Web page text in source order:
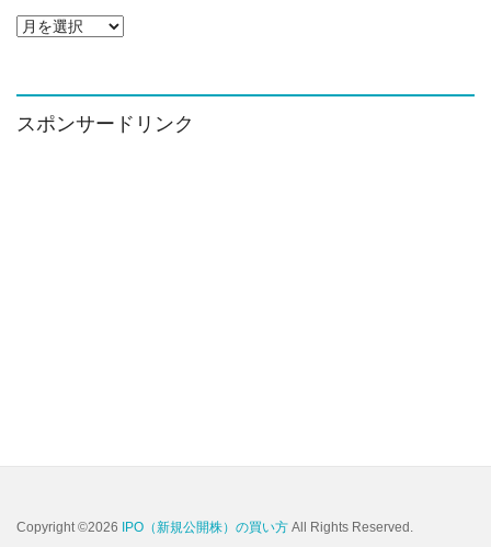
ア
イ
ブ
スポンサードリンク
Copyright ©2026 IPO（新規公開株）の買い方 All Rights Reserved.